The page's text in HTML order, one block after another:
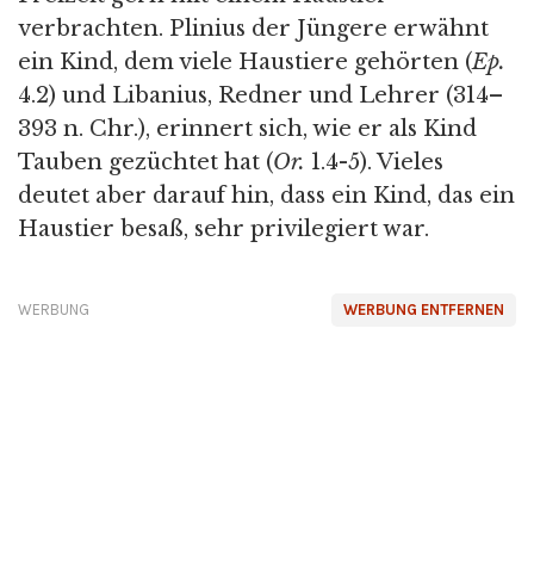
verbrachten. Plinius der Jüngere erwähnt
ein Kind, dem viele Haustiere gehörten (Ep.
4.2) und Libanius, Redner und Lehrer (314–
393 n. Chr.), erinnert sich, wie er als Kind
Tauben gezüchtet hat (Or. 1.4-5). Vieles
deutet aber darauf hin, dass ein Kind, das ein
Haustier besaß, sehr privilegiert war.
WERBUNG ENTFERNEN
WERBUNG